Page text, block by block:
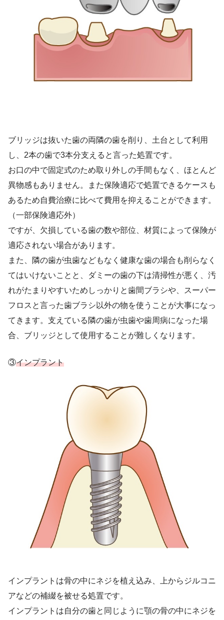
ブリッジは抜いた歯の両隣の歯を削り、土台として利用
し、2本の歯で3本分支えると言った処置です。
お口の中で固定式のため取り外しの手間もなく、ほとんど
異物感もありません。また保険適応で処置できるケースも
あるため自費治療に比べて費用を抑えることができます。
（一部保険適応外）
ですが、欠損している歯の数や部位、材質によって保険が
適応されない場合があります。
また、隣の歯が虫歯などもなく健康な歯の場合も削らなく
てはいけないことと、ダミーの歯の下は清掃性が悪く、汚
れがたまりやすいためしっかりと歯間ブラシや、スーパー
フロスと言った歯ブラシ以外の物を使うことが大事になっ
てきます。支えている隣の歯が虫歯や歯周病になった場
合、ブリッジとして使用することが難しくなります。
③インプラント
インプラントは骨の中にネジを植え込み、上からジルコニ
アなどの補綴を被せる処置です。
インプラントは自分の歯と同じように顎の骨の中にネジを